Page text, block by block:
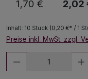
1,70 € 2,02
Inhalt: 10 Stück (0,20 €* / 1
Preise inkl. MwSt. zzgl.
Produkt